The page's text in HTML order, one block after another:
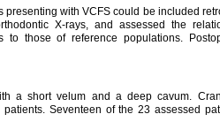
presenting with VCFS could be included
X-rays, and assessed the
to those of reference populations.
a short velum and a deep cavum.
Seventeen of the 23 assessed